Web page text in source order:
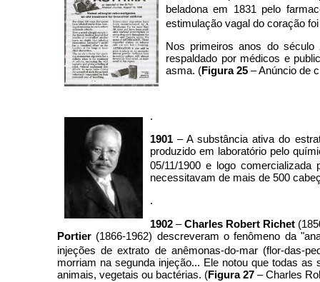
beladona em 1831 pelo
estimulação vagal do coração
Nos primeiros anos do século
respaldado por médicos e
asma. (Figura 25 – Anúncio de
.
1901– A substância ativa do
produzido em laboratório pelo
05/11/1900 e logo
necessitavam de mais de 500
.
1902 –Charles Robert Richet
Portier (1866-1962) descreveram o fenômeno da
injeções de extrato de anêmonas-do-mar (flor-das-
morriam na segunda injeção... Ele notou que todas
animais, vegetais ou bactérias. (Figura 27 – Charles